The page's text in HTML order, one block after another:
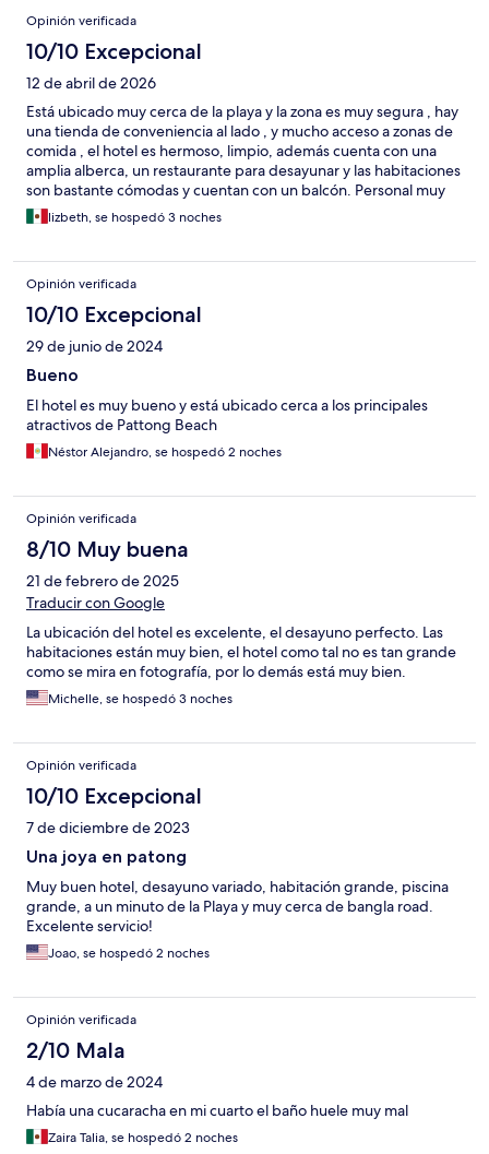
Opinión verificada
10/10 Excepcional
12 de abril de 2026
Está ubicado muy cerca de la playa y la zona es muy segura , hay
una tienda de conveniencia al lado , y mucho acceso a zonas de
comida , el hotel es hermoso, limpio, además cuenta con una
amplia alberca, un restaurante para desayunar y las habitaciones
son bastante cómodas y cuentan con un balcón. Personal muy
amable y siempre dispuesto a ayudarte.
lizbeth, se hospedó 3 noches
Opinión verificada
10/10 Excepcional
29 de junio de 2024
Bueno
El hotel es muy bueno y está ubicado cerca a los principales
atractivos de Pattong Beach
Néstor Alejandro, se hospedó 2 noches
Opinión verificada
8/10 Muy buena
21 de febrero de 2025
Traducir con Google
La ubicación del hotel es excelente, el desayuno perfecto. Las
habitaciones están muy bien, el hotel como tal no es tan grande
como se mira en fotografía, por lo demás está muy bien.
Michelle, se hospedó 3 noches
Opinión verificada
10/10 Excepcional
7 de diciembre de 2023
Una joya en patong
Muy buen hotel, desayuno variado, habitación grande, piscina
grande, a un minuto de la Playa y muy cerca de bangla road.
Excelente servicio!
Joao, se hospedó 2 noches
Opinión verificada
2/10 Mala
4 de marzo de 2024
Había una cucaracha en mi cuarto el baño huele muy mal
Zaira Talia, se hospedó 2 noches